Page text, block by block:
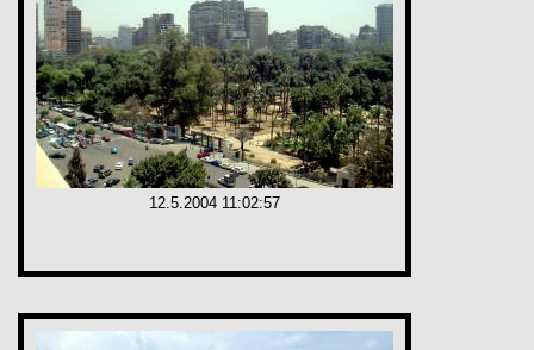
12.5.2004 11:02:57